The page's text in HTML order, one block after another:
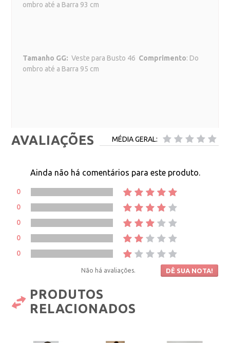
ombro até a Barra 93 cm
Tamanho GG: Veste para Busto 46 Comprimento: Do
ombro até a Barra 95 cm
AVALIAÇÕES MÉDIA GERAL:
Ainda não há comentários para este produto.
0
0
0
0
0
Não há avaliações. DÊ SUA NOTA!
PRODUTOS
RELACIONADOS